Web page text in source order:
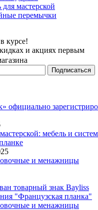
мастерской
перемычки
курсе!
и акциях первым
официально
мебель и
и менажницы
товарный знак Bayliss
"Французская планка"
и менажницы